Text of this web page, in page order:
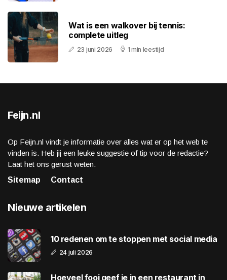
Wat is een walkover bij tennis:
complete uitleg
23 juni 2026 1 min leestijd
Feijn.nl
Op Feijn.nl vindt je informatie over alles wat er op het web te
vinden is. Heb jij een leuke suggestie of tip voor de redactie?
Laat het ons gerust weten.
Sitemap
Contact
Nieuwe artikelen
10 redenen om te stoppen met social media
24 juli 2026
Hoeveel fooi geef je in een restaurant in